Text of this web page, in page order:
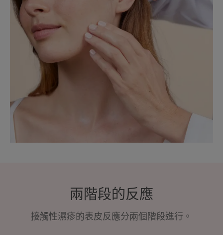
兩階段的反應
接觸性濕疹的表皮反應分兩個階段進行。